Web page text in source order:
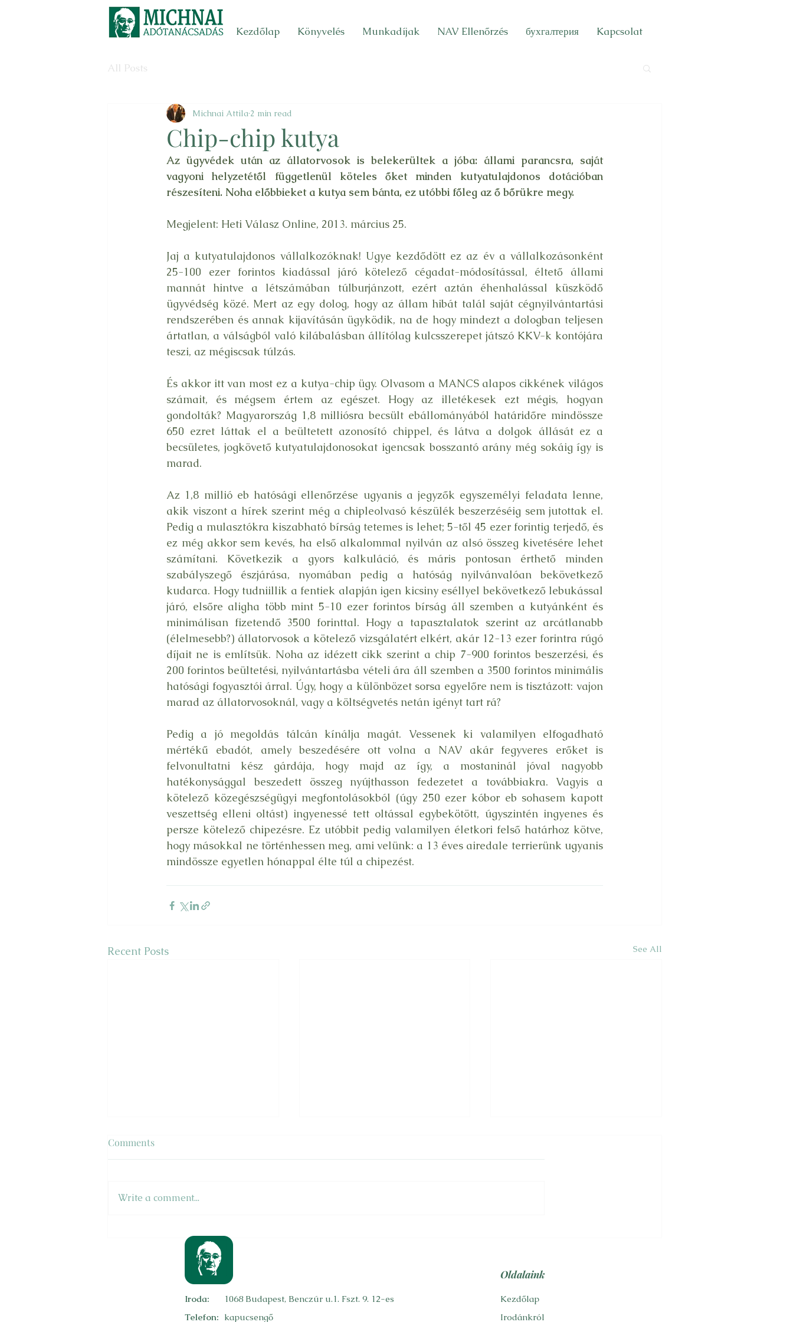
Kezdőlap Könyvelés Munkadíjak NAV Ellenőrzés бухгалтерия Kapcsolat
All Posts
Chip-chip kutya
Michnai Attila 2 min read
Az ügyvédek után az állatorvosok is belekerültek a jóba: állami parancsra, saját
vagyoni helyzetétől függetlenül köteles őket minden kutyatulajdonos dotációban
részesíteni. Noha előbbieket a kutya sem bánta, ez utóbbi főleg az ő bőrükre megy.
Megjelent: Heti Válasz Online, 2013. március 25.
Jaj a kutyatulajdonos vállalkozóknak! Ugye kezdődött ez az év a vállalkozásonként
25-100 ezer forintos kiadással járó kötelező cégadat-módosítással, éltető állami
mannát hintve a létszámában túlburjánzott, ezért aztán éhenhalással küszködő
ügyvédség közé. Mert az egy dolog, hogy az állam hibát talál saját cégnyilvántartási
rendszerében és annak kijavításán ügyködik, na de hogy mindezt a dologban teljesen
ártatlan, a válságból való kilábalásban állítólag kulcsszerepet játszó KKV-k kontójára
teszi, az mégiscsak túlzás.
És akkor itt van most ez a kutya-chip ügy. Olvasom a MANCS alapos cikkének világos
számait, és mégsem értem az egészet. Hogy az illetékesek ezt mégis, hogyan
gondolták? Magyarország 1,8 milliósra becsült ebállományából határidőre mindössze
650 ezret láttak el a beültetett azonosító chippel, és látva a dolgok állását ez a
becsületes, jogkövető kutyatulajdonosokat igencsak bosszantó arány még sokáig így is
marad.
Az 1,8 millió eb hatósági ellenőrzése ugyanis a jegyzők egyszemélyi feladata lenne,
akik viszont a hírek szerint még a chipleolvasó készülék beszerzéséig sem jutottak el.
Pedig a mulasztókra kiszabható bírság tetemes is lehet; 5-től 45 ezer forintig terjedő, és
ez még akkor sem kevés, ha első alkalommal nyilván az alsó összeg kivetésére lehet
számítani. Következik a gyors kalkuláció, és máris pontosan érthető minden
szabályszegő észjárása, nyomában pedig a hatóság nyilvánvalóan bekövetkező
kudarca. Hogy tudniillik a fentiek alapján igen kicsiny eséllyel bekövetkező lebukással
járó, elsőre aligha több mint 5-10 ezer forintos bírság áll szemben a kutyánként és
minimálisan fizetendő 3500 forinttal. Hogy a tapasztalatok szerint az arcátlanabb
(élelmesebb?) állatorvosok a kötelező vizsgálatért elkért, akár 12-13 ezer forintra rúgó
díjait ne is említsük. Noha az idézett cikk szerint a chip 7-900 forintos beszerzési, és
200 forintos beültetési, nyilvántartásba vételi ára áll szemben a 3500 forintos minimális
hatósági fogyasztói árral. Úgy, hogy a különbözet sorsa egyelőre nem is tisztázott: vajon
marad az állatorvosoknál, vagy a költségvetés netán igényt tart rá?
Pedig a jó megoldás tálcán kínálja magát. Vessenek ki valamilyen elfogadható
mértékű ebadót, amely beszedésére ott volna a NAV akár fegyveres erőket is
felvonultatni kész gárdája, hogy majd az így, a mostaninál jóval nagyobb
hatékonysággal beszedett összeg nyújthasson fedezetet a továbbiakra. Vagyis a
kötelező közegészségügyi megfontolásokból (úgy 250 ezer kóbor eb sohasem kapott
veszettség elleni oltást) ingyenessé tett oltással egybekötött, úgyszintén ingyenes és
persze kötelező chipezésre. Ez utóbbit pedig valamilyen életkori felső határhoz kötve,
hogy másokkal ne történhessen meg, ami velünk: a 13 éves airedale terrierünk ugyanis
mindössze egyetlen hónappal élte túl a chipezést.
Recent Posts See All
Forgalomlassítók
Tüntetők pár tucat fős csoportja
is túlterhelt belvárosi útjain,
Cs. bácsi fityiszt mutatva az
Cs. a híres történész-
Comments
Write a comment...
Iroda:
Telefon:
1068 Budapest, Benczúr u.1. Fszt. 9. 12-es
kapucsengő
Oldalaink
Kezdőlap
Irodánkról